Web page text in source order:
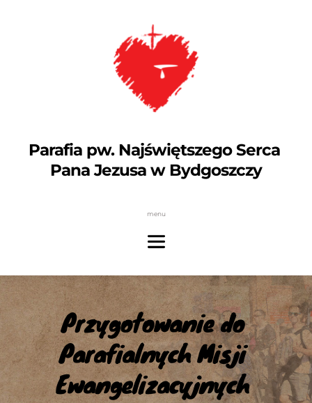
Parafia pw. Najświętszego Serca
Pana Jezusa w Bydgoszczy
menu
Przygotowanie do
Parafialnych Misji
Ewangelizacyjnych